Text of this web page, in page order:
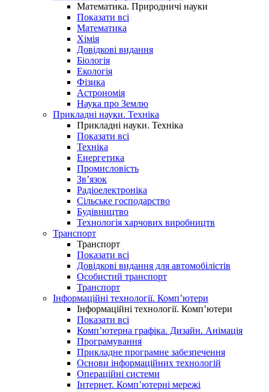
Математика. Природничі науки
Показати всі
Математика
Хімія
Довідкові видання
Біологія
Екологія
Фізика
Астрономія
Наука про Землю
Прикладні науки. Техніка
Прикладні науки. Техніка
Показати всі
Техніка
Енергетика
Промисловість
Зв’язок
Радіоелектроніка
Сільське господарство
Будівництво
Технологія харчових виробництв
Транспорт
Транспорт
Показати всі
Довідкові видання для автомобілістів
Особистий транспорт
Транспорт
Інформаційні технології. Комп’ютери
Інформаційні технології. Комп’ютери
Показати всі
Комп’ютерна графіка. Дизайн. Анімація
Програмування
Прикладне програмне забезпечення
Основи інформаційних технологій
Операційні системи
Інтернет. Комп’ютерні мережі